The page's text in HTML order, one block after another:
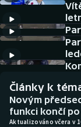
DALŠÍ SPORTY
Americký
Baseball a
Basketbal
Biatlon
NEPŘEHLÉDNĚTE
Soutěže
Historické
Aplikace ČT
Články k
Novým
funkci končí
Aktualizováno včera v